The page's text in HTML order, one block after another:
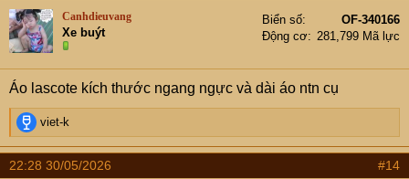
t
i
o
n
s
:
Canhdieuvang
Xe buýt
Biển số
OF-340166
Động cơ
281,799 Mã lực
Áo lascote kích thước ngang ngực và dài áo ntn cụ
R
e
a
c
viet-k
22:28 30/05/2026 #14